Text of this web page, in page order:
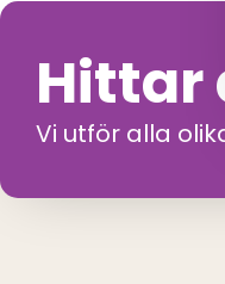
Hittar
Vi utför alla